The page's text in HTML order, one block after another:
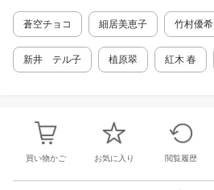
蒼空チョコ 細居美恵子 竹村優希
新井 テル子 植原翠 紅木 春
買い物かご お気に入り 閲覧履歴